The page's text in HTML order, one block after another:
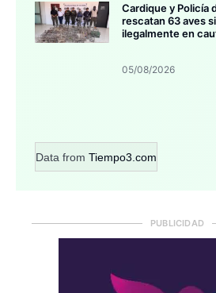
Cardique y Policía
rescatan 63 aves
ilegalmente en
05/08/2026
Data from Tiempo3.com
PUBLICIDAD